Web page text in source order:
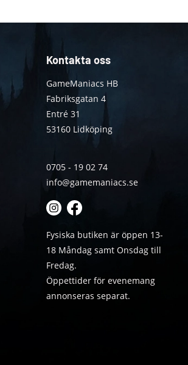
Kontakta oss
GameManiacs HB
Fabriksgatan 4
Entré 31
53160 Lidköping
0705 - 19 02 74
info@gamemaniacs.se
Fysiska butiken är öppen 13-
18 Måndag samt Onsdag till
Fredag.
Öppettider för evenemang
annonseras separat.